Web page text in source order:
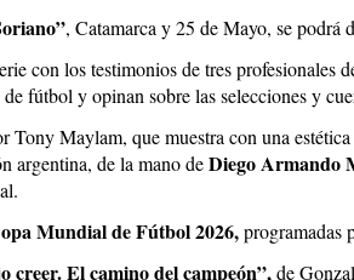
, Catamarca y 25 de Mayo, se podrá
con los testimonios de tres profesionales
fútbol y opinan sobre las selecciones y
Tony Maylam, que muestra con una
argentina, de la mano deDiego Armando
Mundial de Fútbol 2026,programadas
creer. El camino del campeón”,de